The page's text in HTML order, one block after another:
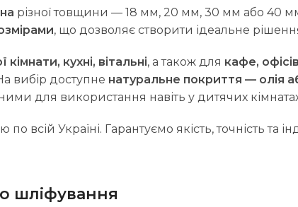
різної товщини — 18 мм, 20 мм, 30 мм або 40
, що дозволяє створити ідеальне
кімнати, кухні, вітальні, а також для кафе,
вибір доступне натуральне покриття — олія
для використання навіть у дитячих
всій Україні. Гарантуємо якість, точність та
шліфування